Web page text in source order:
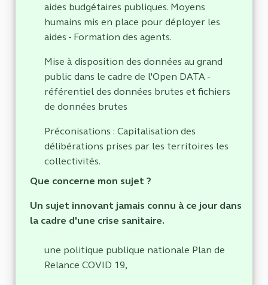
aides budgétaires publiques. Moyens
humains mis en place pour déployer les
aides - Formation des agents.
Mise à disposition des données au grand
public dans le cadre de l'Open DATA -
référentiel des données brutes et fichiers
de données brutes
Préconisations : Capitalisation des
délibérations prises par les territoires les
collectivités.
Que concerne mon sujet ?
Un sujet innovant jamais connu à ce jour dans
la cadre d'une crise sanitaire.
une politique publique nationale Plan de
Relance COVID 19,